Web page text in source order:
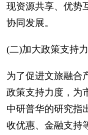
现资源共享、优势
协同发展。
(二)加大政策支持
为了促进文旅融合
政策支持力度，为
中研普华的研究指
收优惠、金融支持